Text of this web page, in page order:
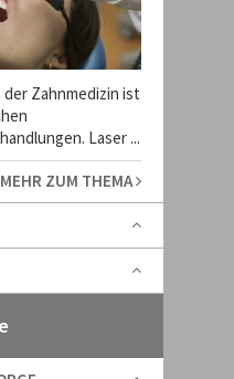
Zahnmedizin ist
Laser ...
MEHR ZUM THEMA